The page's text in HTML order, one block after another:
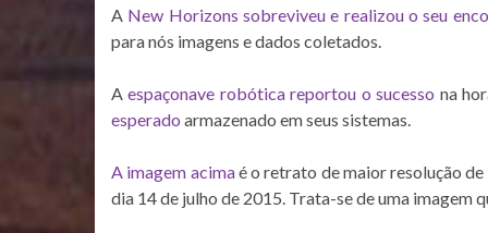
A New Horizons sobreviveu e realizou o seu
para nós imagens e dados coletados.
Aespaçonave robótica reportou o sucesso na
esperado armazenado em seus sistemas.
A imagem acimaé o retrato de maior resolução de
dia 14 de julho de 2015. Trata-se de uma imagem